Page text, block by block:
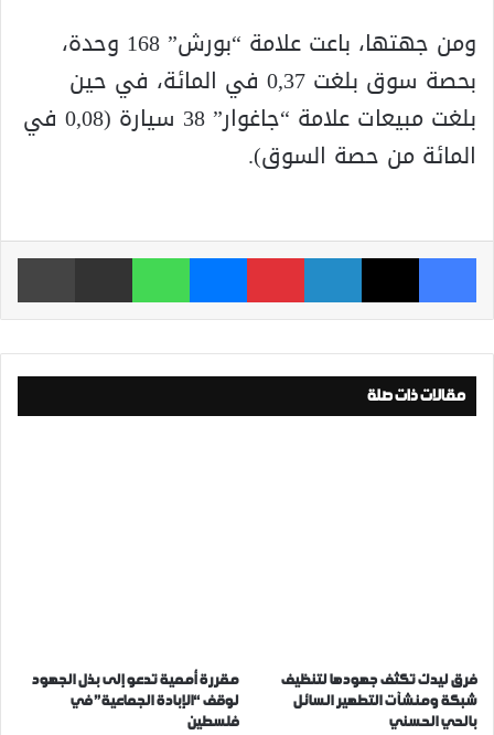
ومن جهتها، باعت علامة “بورش” 168 وحدة،
بحصة سوق بلغت 0,37 في المائة، في حين
بلغت مبيعات علامة “جاغوار” 38 سيارة (0,08 في
المائة من حصة السوق).
فيسبوك ‫X لينكدإن بينتيريست ماسنجر واتساب مشاركة عبر البريد
مقالات ذات صلة
فرق ليدك تكثف جهودها لتنظيف
شبكة ومنشآت التطهير السائل
بالحي الحسني
مقررة أممية تدعو إلى بذل الجهود
لوقف “الإبادة الجماعية” في
فلسطين